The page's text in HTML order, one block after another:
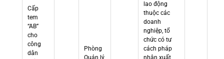
Cấp
tem
“AB”
cho
công
dân
Phòng
Quản lý
lao động
thuộc các
doanh
nghiệp, tổ
chức có tư
cách pháp
nhân xuất